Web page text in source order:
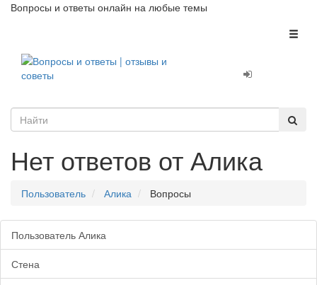
Вопросы и ответы онлайн на любые темы
Нет ответов от Алика
Пользователь Алика Вопросы
Пользователь Алика
Стена